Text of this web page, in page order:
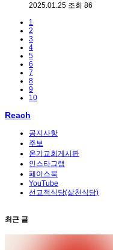
2025.01.25 조회 86
1
2
3
4
5
6
7
8
9
10
Reach
공지사항
주보
온기교회게시판
인스타그램
페이스북
YouTube
선교적식당(삶천식당)
최근 글